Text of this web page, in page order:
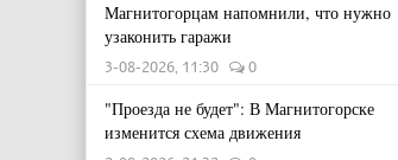
Магнитогорцам напомнили, что нужно
узаконить гаражи
3-08-2026, 11:30 0
"Проезда не будет": В Магнитогорске
изменится схема движения